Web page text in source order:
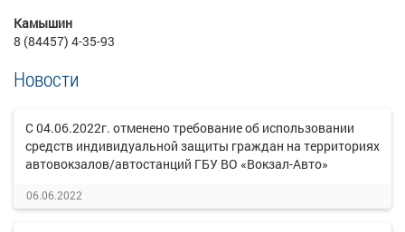
Камышин
8 (84457) 4-35-93
Новости
С 04.06.2022г. отменено требование об использовании
средств индивидуальной защиты граждан на территориях
автовокзалов/автостанций ГБУ ВО «Вокзал-Авто»
06.06.2022